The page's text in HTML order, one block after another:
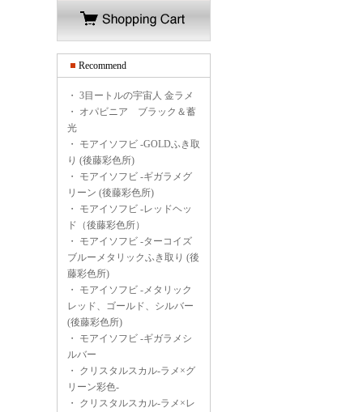
Recommend
・ 3目ートルの宇宙人 金ラメ
・ オパビニア ブラック＆蓄
光
・ モアイソフビ -GOLDふき取
り (後藤彩色所)
・ モアイソフビ -ギガラメグ
リーン (後藤彩色所)
・ モアイソフビ -レッドヘッ
ド（後藤彩色所）
・ モアイソフビ -ターコイズ
ブルーメタリックふき取り (後
藤彩色所)
・ モアイソフビ -メタリック
レッド、ゴールド、シルバー
(後藤彩色所)
・ モアイソフビ -ギガラメシ
ルバー
・ クリスタルスカル-ラメ×グ
リーン彩色-
・ クリスタルスカル-ラメ×レ